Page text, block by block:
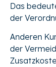
Das
der
Anderen
der